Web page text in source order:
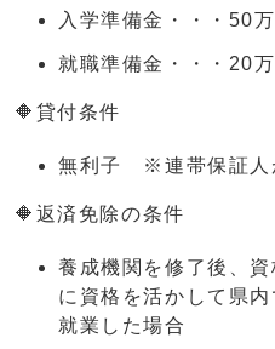
入学準備金・・・50万
就職準備金・・・20万
🔶貸付条件
無利子 ※連帯保証人
🔶返済免除の条件
養成機関を修了後、
に資格を活かして県
就業した場合